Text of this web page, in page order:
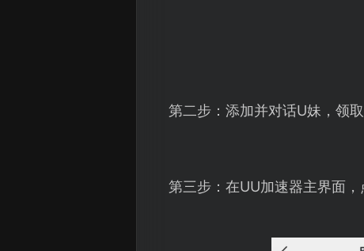
第二步：添加并对话U妹，领
第三步：在UU加速器主界面